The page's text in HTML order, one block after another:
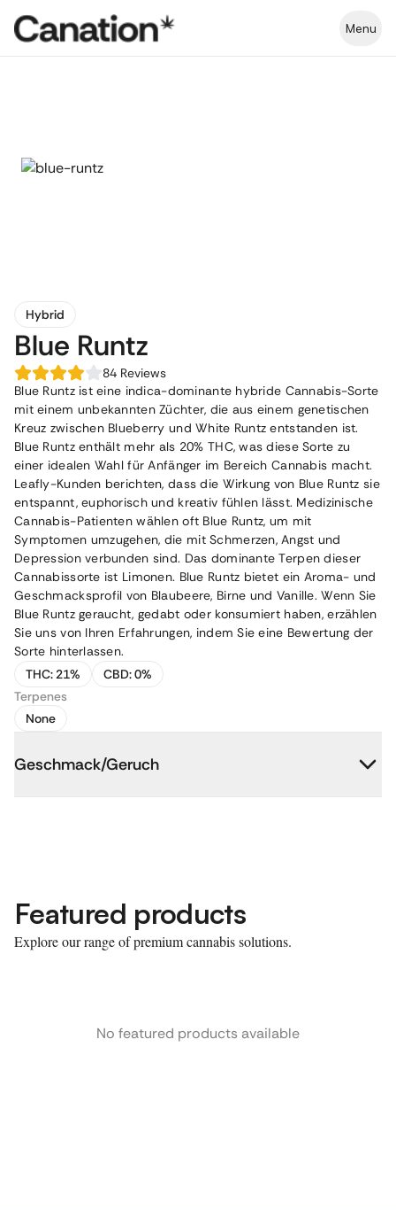
Menu
Hybrid
Blue Runtz
84 Reviews
Blue Runtz ist eine indica-dominante hybride Cannabis-Sorte
mit einem unbekannten Züchter, die aus einem genetischen
Kreuz zwischen Blueberry und White Runtz entstanden ist.
Blue Runtz enthält mehr als 20% THC, was diese Sorte zu
einer idealen Wahl für Anfänger im Bereich Cannabis macht.
Leafly-Kunden berichten, dass die Wirkung von Blue Runtz sie
entspannt, euphorisch und kreativ fühlen lässt. Medizinische
Cannabis-Patienten wählen oft Blue Runtz, um mit
Symptomen umzugehen, die mit Schmerzen, Angst und
Depression verbunden sind. Das dominante Terpen dieser
Cannabissorte ist Limonen. Blue Runtz bietet ein Aroma- und
Geschmacksprofil von Blaubeere, Birne und Vanille. Wenn Sie
Blue Runtz geraucht, gedabt oder konsumiert haben, erzählen
Sie uns von Ihren Erfahrungen, indem Sie eine Bewertung der
Sorte hinterlassen.
THC:21% CBD:0%
Terpenes
None
Geschmack/Geruch
Featured products
Explore our range of premium cannabis solutions.
No featured products available